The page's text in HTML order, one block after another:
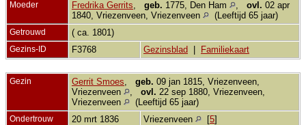
Moeder Fredrika Gerrits geb. 1775, Den Ham ovl. 02 apr
1840, Vriezenveen, Vriezenveen
(Leeftijd 65 jaar)
Getrouwd ( ca. 1801)
Gezins-ID F3768 Gezinsblad Familiekaart
Gezin Gerrit Smoes geb. 09 jan 1815, Vriezenveen,
Vriezenveen
ovl. 22 sep 1880, Vriezenveen,
Vriezenveen
(Leeftijd 65 jaar)
Ondertrouw 20 mrt 1836 Vriezenveen [5]